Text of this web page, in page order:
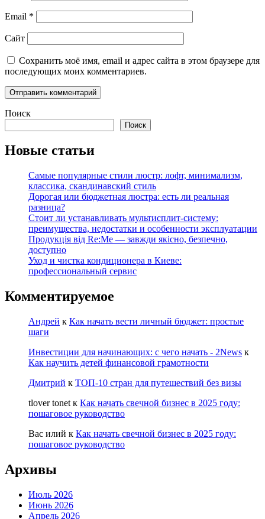
Email *
Сайт
Сохранить моё имя, email и адрес сайта в этом браузере для
последующих моих комментариев.
Поиск
Поиск
Новые статьи
Самые популярные стили люстр: лофт, минимализм,
классика, скандинавский стиль
Дорогая или бюджетная люстра: есть ли реальная
разница?
Стоит ли устанавливать мультисплит-систему:
преимущества, недостатки и особенности эксплуатации
Продукція від Re:Me — завжди якісно, безпечно,
доступно
Уход и чистка кондиционера в Киеве:
профессиональный сервис
Комментируемое
Андрей к Как начать вести личный бюджет: простые
шаги
Инвестиции для начинающих: с чего начать - 2News к
Как научить детей финансовой грамотности
Дмитрий к ТОП-10 стран для путешествий без визы
tlover tonet к Как начать свечной бизнес в 2025 году:
пошаговое руководство
Вас илий к Как начать свечной бизнес в 2025 году:
пошаговое руководство
Архивы
Июль 2026
Июнь 2026
Апрель 2026